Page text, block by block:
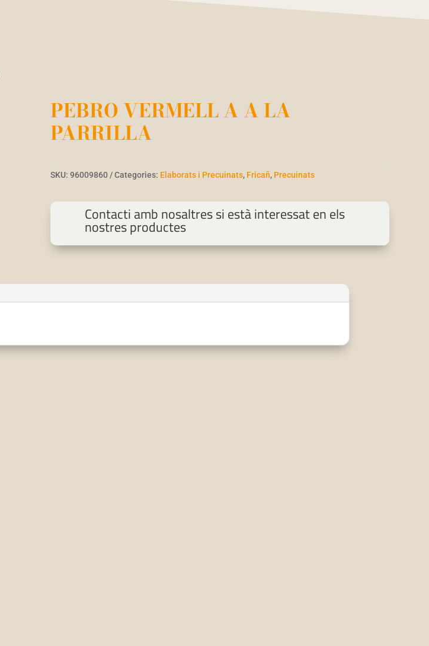
PEBRO VERMELL A A LA
PARRILLA
SKU:96009860 Categories: Elaborats i Precuinats, Fricañ, Precuinats
Contacti amb nosaltres si està interessat en els
nostres productes